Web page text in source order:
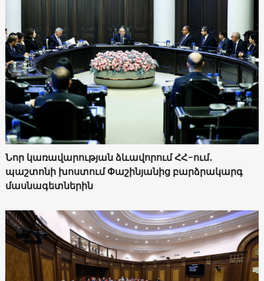
Նոր կառավարության ձևավորում ՀՀ-ում․
պաշտոնի խոստում Փաշինյանից բարձրակարգ
մասնագետներին